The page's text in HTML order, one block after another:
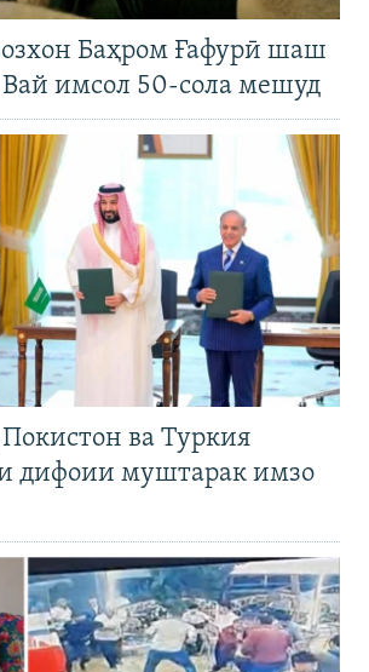
Баҳром Ғафурӣ шаш
Вай имсол 50-сола мешуд
ва Туркия
дифоии муштарак имзо